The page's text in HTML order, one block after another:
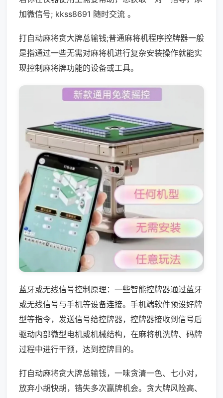
加微信号; kkss8691 随时交流 。
打自动麻将贪大牌总输钱;普通麻将机程序控牌器一般
是指通过一些无需对麻将机进行复杂安装操作就能实
现控制麻将牌功能的设备或工具。
蓝牙或无线信号控制原理：一些智能控牌器通过蓝牙
或无线信号与手机等设备连接。手机端软件预设好牌
型等指令，发送信号给控牌器，控牌器接收到信号后
驱动内部微型电机或机械结构，在麻将机洗牌、码牌
过程中进行干预，达到控牌目的。
打自动麻将贪大牌总输钱，一味贪清一色、七小对，
放弃小胡快胡，错失多次赢牌机会。贪大牌风险高、